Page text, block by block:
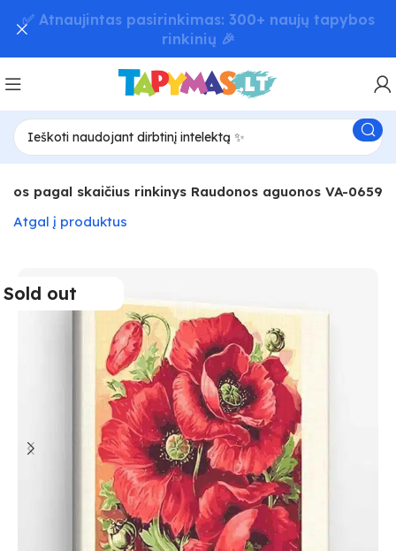
pagal skaičius rinkinys Raudonos aguonos VA-0659
Atgal į produktus
Sold out
📦 Greitas užsakymų pristatymas – iki 48 val! 🚚